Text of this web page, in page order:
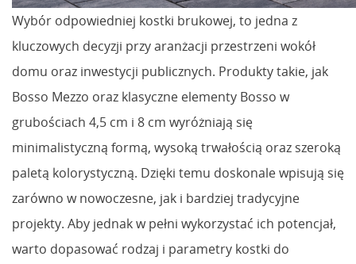
Wybór odpowiedniej kostki brukowej, to jedna z
kluczowych decyzji przy aranżacji przestrzeni wokół
domu oraz inwestycji publicznych. Produkty takie, jak
Bosso Mezzo oraz klasyczne elementy Bosso w
grubościach 4,5 cm i 8 cm wyróżniają się
minimalistyczną formą, wysoką trwałością oraz szeroką
paletą kolorystyczną. Dzięki temu doskonale wpisują się
zarówno w nowoczesne, jak i bardziej tradycyjne
projekty. Aby jednak w pełni wykorzystać ich potencjał,
warto dopasować rodzaj i parametry kostki do